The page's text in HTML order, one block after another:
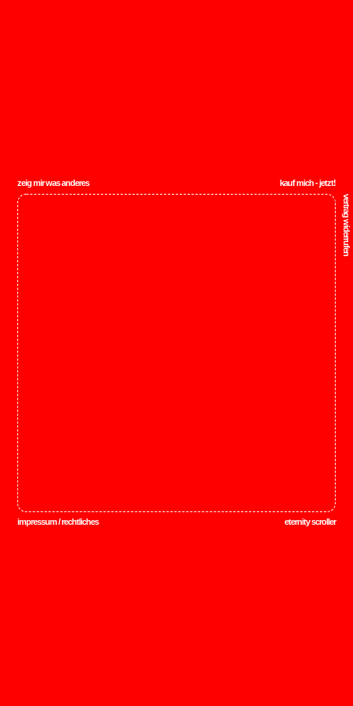
vertrag widerrufen
zeig mir was anderes kauf mich - jetzt!
impressum / rechtliches eternity scroller